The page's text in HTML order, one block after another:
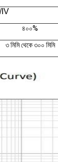
IV
৪০০%
৩ মিমি থেকে ৩০০ মিমি